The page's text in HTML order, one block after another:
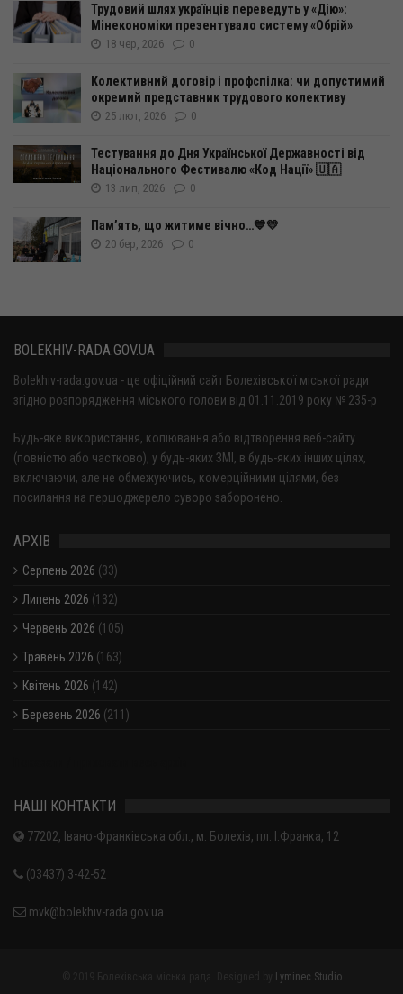
Трудовий шлях українців переведуть у «Дію»:
Мінекономіки презентувало систему «Обрій»
18 чер, 2026 0
Колективний договір і профспілка: чи допустимий
окремий представник трудового колективу
25 лют, 2026 0
Тестування до Дня Української Державності від
Національного Фестивалю «Код Нації» 🇺🇦
13 лип, 2026 0
Пам’ять, що житиме вічно…💙💛
20 бер, 2026 0
BOLEKHIV-RADA.GOV.UA
Bolekhiv-rada.gov.ua - це офіційний сайт Болехівської міської ради
згідно розпорядження міського голови від 01.11.2019 року № 235-р
Будь-яке використання, копіювання або відтворення веб-сайту
(повністю або частково), у будь-яких ЗМІ, в будь-яких інших цілях,
включаючи, але не обмежуючись, комерційними цілями, без
посилання на першоджерело суворо заборонено.
АРХІВ
Серпень 2026 (33)
Липень 2026 (132)
Червень 2026 (105)
Травень 2026 (163)
Квітень 2026 (142)
Березень 2026 (211)
НАШІ КОНТАКТИ
77202, Івано-Франківська обл., м. Болехів, пл. І.Франка, 12
(03437) 3-42-52
mvk@bolekhiv-rada.gov.ua
Lyminec Studio